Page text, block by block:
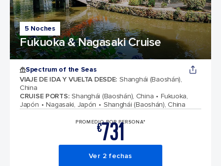
5 Noches
Fukuoka & Nagasaki Cruise
Spectrum of the Seas
VIAJE DE IDA Y VUELTA DESDE: Shanghái (Baoshán),
China
CRUISE PORTS: Shanghái (Baoshán), China
Fukuoka,
Japón
Nagasaki, Japón Shanghái (Baoshán), China
PROMEDIO POR PERSONA*
€731
Ver 2 fechas